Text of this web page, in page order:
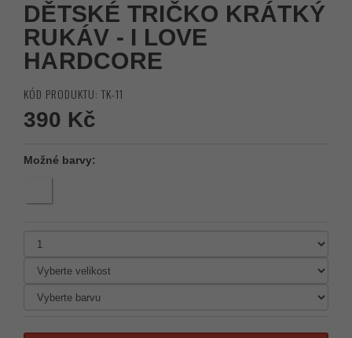
DĚTSKÉ TRIČKO KRÁTKÝ
RUKÁV - I LOVE
HARDCORE
KÓD PRODUKTU: TK-11
390 Kč
Možné barvy: